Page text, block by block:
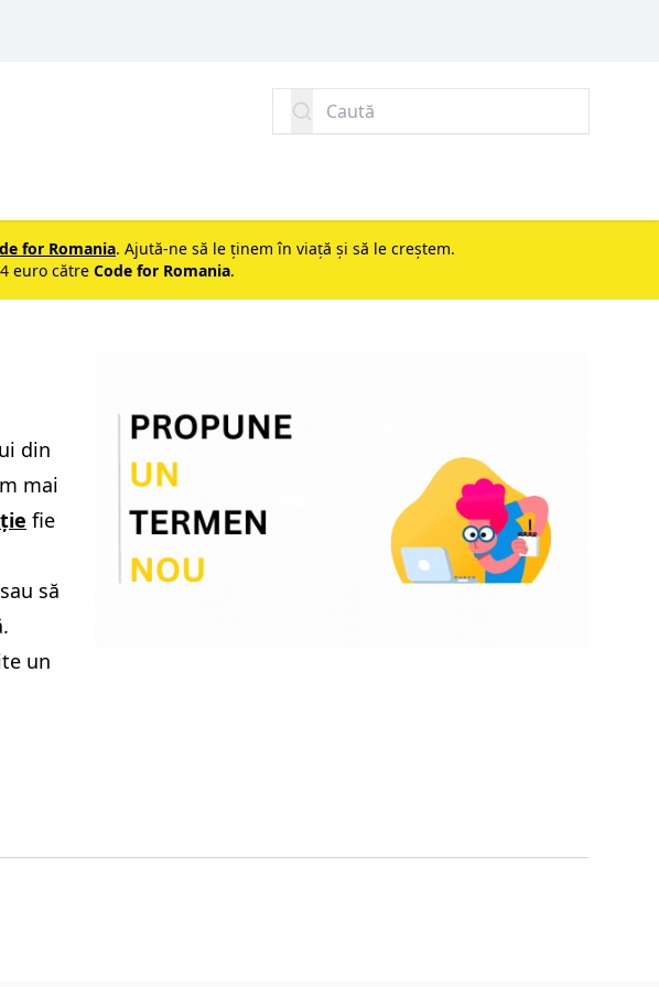
Caută
for Romania. Ajută-ne să le ținem în viață și să le creștem.
euro către Code for Romania.
din
mai
fie
să
un